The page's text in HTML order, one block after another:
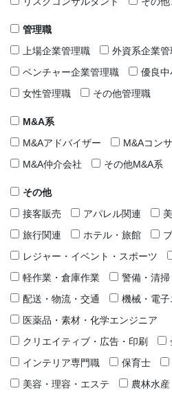
管理職
上場企業管理職
外資系企業管
ベンチャー企業管理職
優良
女性管理職
その他管理職
M&A系
M&Aアドバイザー
M&Aコン
M&A仲介会社
その他M&A系
その他
接客販売
アパレル関連
旅行関連
ホテル・旅館
レジャー・イベント・スポーツ
軽作業・倉庫作業
警備・清掃
配送・物流・交通
機械・電
医薬品・素材・化学エンジニア
クリエイティブ・広告・印刷
インテリア専門職
保育士
美容・理容・エステ
農林水産